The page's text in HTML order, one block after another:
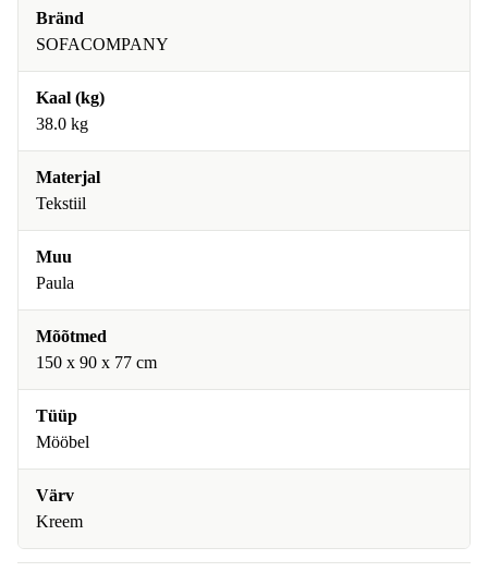
Bränd
SOFACOMPANY
Kaal (kg)
38.0 kg
Materjal
Tekstiil
Muu
Paula
Mõõtmed
150 x 90 x 77 cm
Tüüp
Mööbel
Värv
Kreem